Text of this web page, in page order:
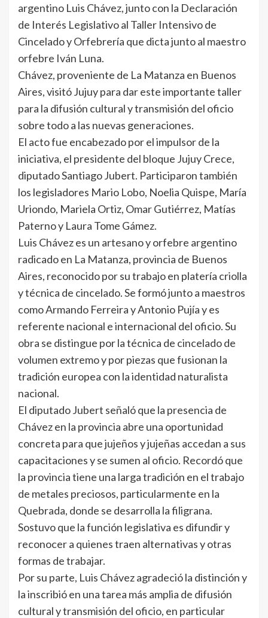
argentino Luis Chávez, junto con la Declaración
de Interés Legislativo al Taller Intensivo de
Cincelado y Orfebrería que dicta junto al maestro
orfebre Iván Luna.
Chávez, proveniente de La Matanza en Buenos
Aires, visitó Jujuy para dar este importante taller
para la difusión cultural y transmisión del oficio
sobre todo a las nuevas generaciones.
El acto fue encabezado por el impulsor de la
iniciativa, el presidente del bloque Jujuy Crece,
diputado Santiago Jubert. Participaron también
los legisladores Mario Lobo, Noelia Quispe, María
Uriondo, Mariela Ortiz, Omar Gutiérrez, Matías
Paterno y Laura Tome Gámez.
Luis Chávez es un artesano y orfebre argentino
radicado en La Matanza, provincia de Buenos
Aires, reconocido por su trabajo en platería criolla
y técnica de cincelado. Se formó junto a maestros
como Armando Ferreira y Antonio Pujía y es
referente nacional e internacional del oficio. Su
obra se distingue por la técnica de cincelado de
volumen extremo y por piezas que fusionan la
tradición europea con la identidad naturalista
nacional.
El diputado Jubert señaló que la presencia de
Chávez en la provincia abre una oportunidad
concreta para que jujeños y jujeñas accedan a sus
capacitaciones y se sumen al oficio. Recordó que
la provincia tiene una larga tradición en el trabajo
de metales preciosos, particularmente en la
Quebrada, donde se desarrolla la filigrana.
Sostuvo que la función legislativa es difundir y
reconocer a quienes traen alternativas y otras
formas de trabajar.
Por su parte, Luis Chávez agradeció la distinción y
la inscribió en una tarea más amplia de difusión
cultural y transmisión del oficio, en particular